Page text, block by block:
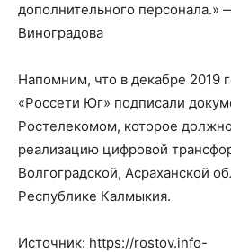
дополнительного персонала.»
Виноградова
Напомним, что в декабре 2019
«Россети Юг» подписали
Ростелекомом, которое
реализацию цифровой
Волгоградской, Асраханской
Республике Калмыкия.
Источник: https://rostov.info-